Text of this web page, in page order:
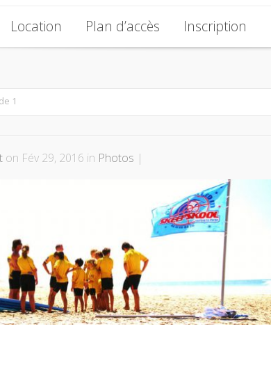
Location Plan d’accès Inscription
1
on Fév 29, 2016 in Photos |